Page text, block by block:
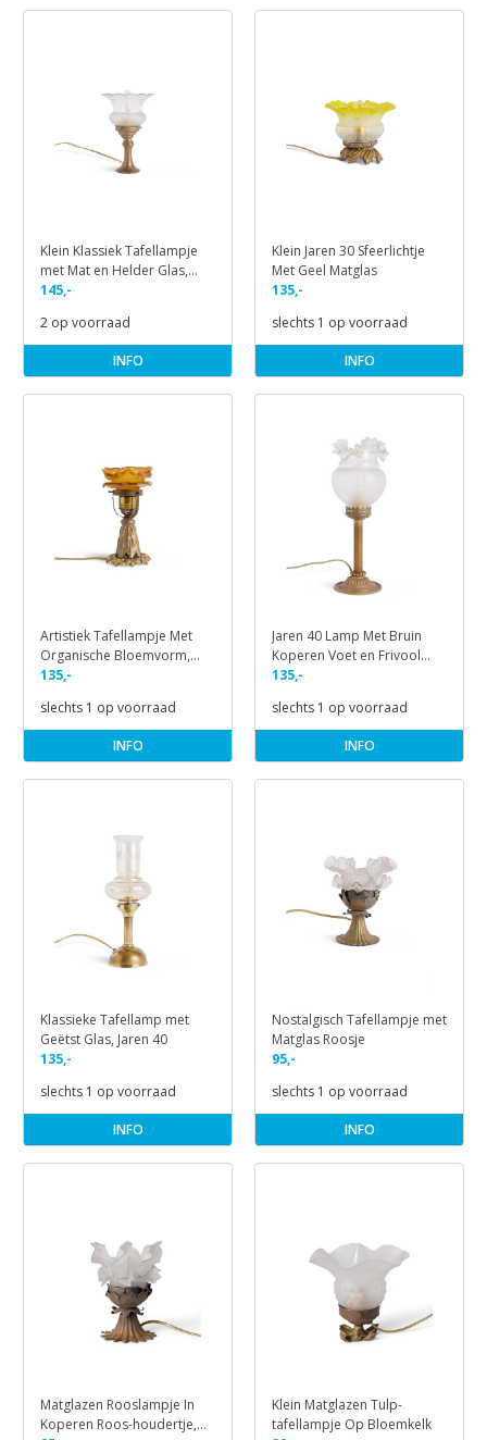
Klein Klassiek Tafellampje
met Mat en Helder Glas,
Jaren 30
145,-
2 op voorraad
INFO
Klein Jaren 30 Sfeerlichtje
Met Geel Matglas
135,-
slechts 1 op voorraad
INFO
Artistiek Tafellampje Met
Organische Bloemvorm,
Jaren 30
135,-
slechts 1 op voorraad
INFO
Jaren 40 Lamp Met Bruin
Koperen Voet en Frivool
Matglas
135,-
slechts 1 op voorraad
INFO
Klassieke Tafellamp met
Geëtst Glas, Jaren 40
135,-
slechts 1 op voorraad
INFO
Nostalgisch Tafellampje met
Matglas Roosje
95,-
slechts 1 op voorraad
INFO
Matglazen Rooslampje In
Koperen Roos-houdertje,
Klein Matglazen Tulp-
tafellampje Op Bloemkelk